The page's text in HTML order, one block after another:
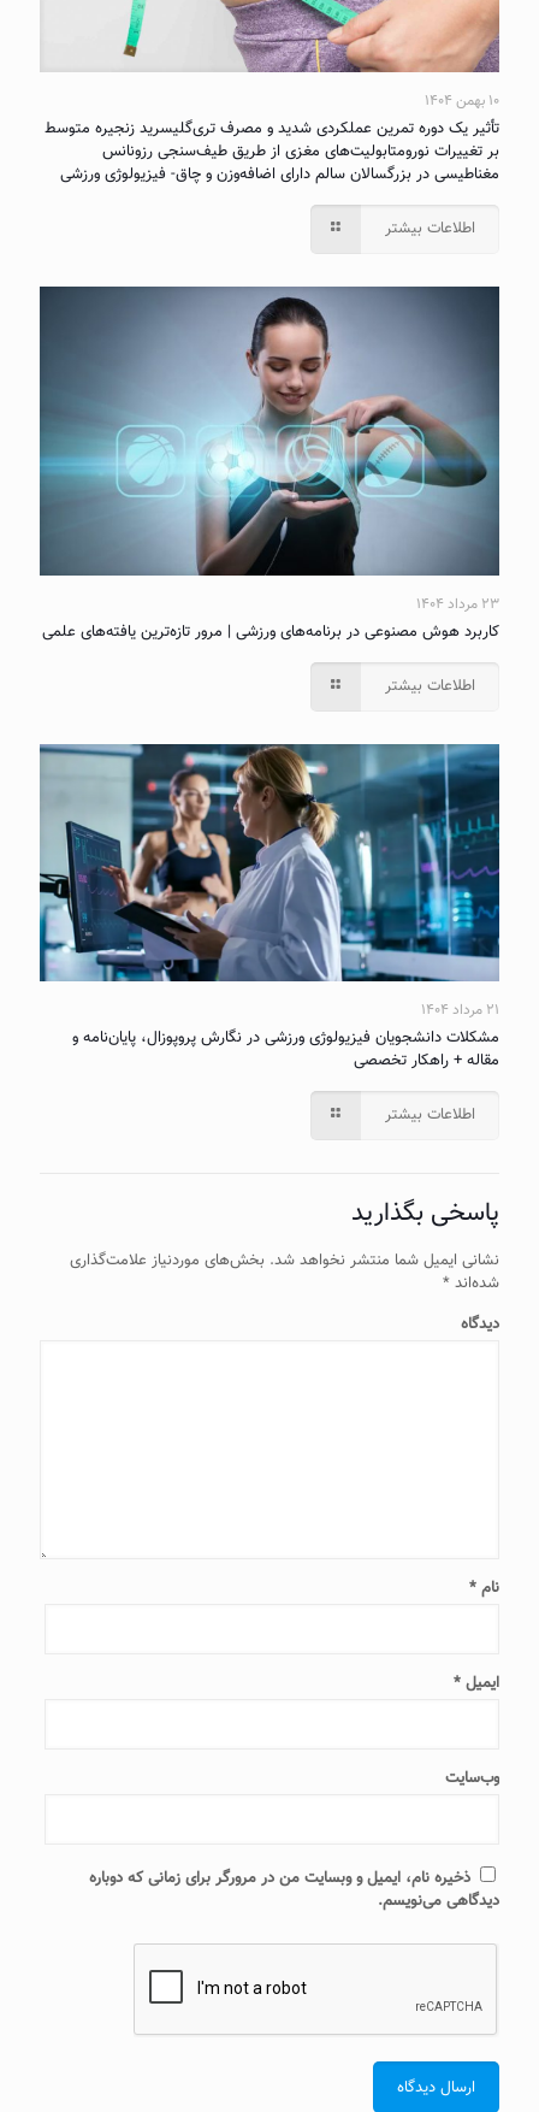
۱۰ بهمن ۱۴۰۴
تأثیر یک دوره تمرین عملکردی شدید و مصرف تری‌گلیسرید زنجیره متوسط
بر تغییرات نورومتابولیت‌های مغزی از طریق طیف‌سنجی رزونانس
مغناطیسی در بزرگسالان سالم دارای اضافه‌وزن و چاق- فیزیولوژی ورزشی
اطلاعات بیشتر
۲۳ مرداد ۱۴۰۴
کاربرد هوش مصنوعی در برنامه‌های ورزشی | مرور تازه‌ترین یافته‌های علمی
اطلاعات بیشتر
۲۱ مرداد ۱۴۰۴
مشکلات دانشجویان فیزیولوژی ورزشی در نگارش پروپوزال، پایان‌نامه و
مقاله + راهکار تخصصی
اطلاعات بیشتر
پاسخی بگذارید
نشانی ایمیل شما منتشر نخواهد شد. بخش‌های موردنیاز علامت‌گذاری
شده‌اند *
دیدگاه
نام *
ایمیل *
وب‌سایت
ذخیره نام، ایمیل و وبسایت من در مرورگر برای زمانی که دوباره
دیدگاهی می‌نویسم.